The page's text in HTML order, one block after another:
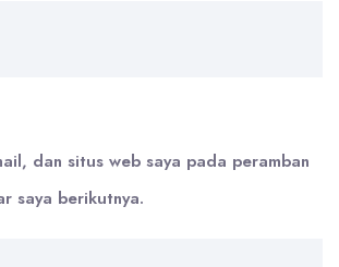
dan situs web saya pada peramban
saya berikutnya.